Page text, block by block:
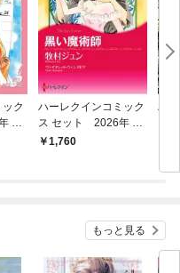
ク
vo
ハーレクインコミック
ス セット 2026年 vo
l.928
1,760
ハ
もっと見る